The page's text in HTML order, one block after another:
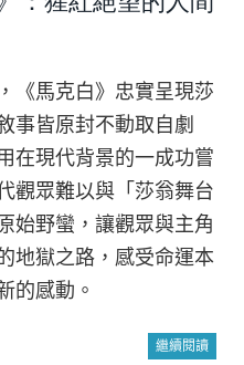
《馬克白》忠實呈現莎
事皆原封不動取自劇
在現代背景的一成功嘗
觀眾難以與「莎翁舞台
始野蠻，讓觀眾與主角
地獄之路，感受命運本
的感動。
繼續閱讀